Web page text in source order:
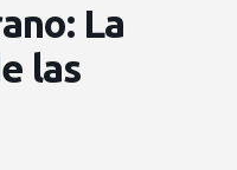
La
las